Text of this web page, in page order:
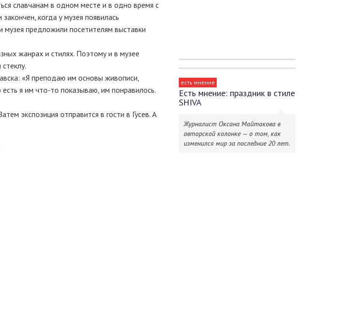
славчанам в одном месте и в одно время с
когда у музея появилась
предложили посетителям выставки
жанрах и стилях. Поэтому и в музее
«Я преподаю им основы живописи,
я им что-то показываю, им понравилось.
экспозиция отправится в гости в Гусев. А
есть мнение
Есть мнение: праздник в стиле
SHIVA
Журналист Оксана Майтакова в
авторской колонке — о том, как
изменился мир за последние 20 лет.